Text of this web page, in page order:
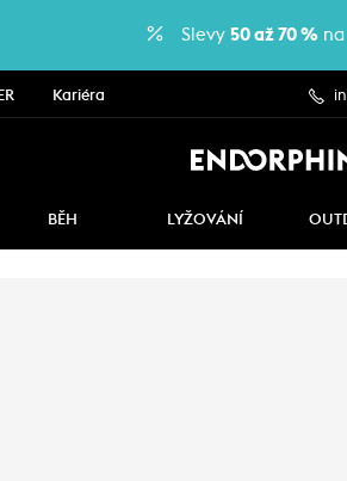
Slevy 50 až 70 %
Kariéra
BĚH LYŽOVÁNÍ